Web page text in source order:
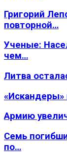
Григорий
повторной…
Ученые:
чем…
Литва
«Искандеры»
Армию
Семь
по…